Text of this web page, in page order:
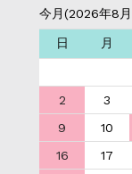
今月(2026年8
日 月
2
3
9
10
16
17